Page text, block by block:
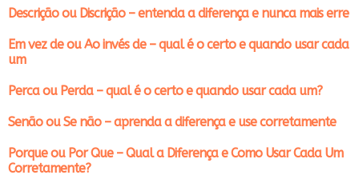
Descrição ou Discrição – entenda a diferença e nunca mais erre
Em vez de ou Ao invés de – qual é o certo e quando usar cada
um
Perca ou Perda – qual é o certo e quando usar cada um?
Senão ou Se não – aprenda a diferença e use corretamente
Porque ou Por Que – Qual a Diferença e Como Usar Cada Um
Corretamente?